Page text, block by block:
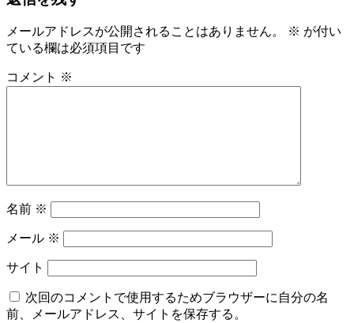
メールアドレスが公開されることはありません。 ※ が付い
ている欄は必須項目です
コメント ※
名前 ※
メール ※
サイト
次回のコメントで使用するためブラウザーに自分の名
前、メールアドレス、サイトを保存する。